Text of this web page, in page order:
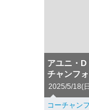
アユニ・
チャンフ
2025/5/18(
コーチャン